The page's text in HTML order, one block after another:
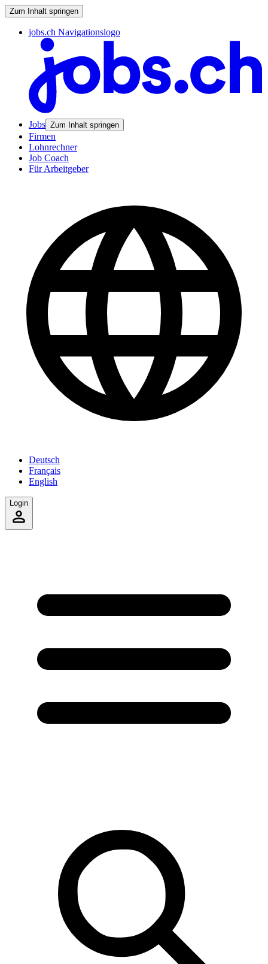
Zum Inhalt springen
jobs.ch Navigationslogo
Jobs Zum Inhalt springen
Firmen
Lohnrechner
Job Coach
Für Arbeitgeber
Deutsch
Français
English
Login